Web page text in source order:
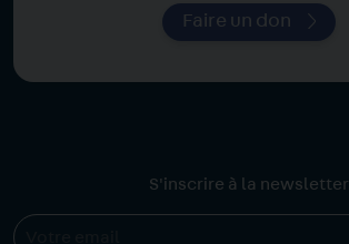
Faire un don
S'inscrire à la newsletter